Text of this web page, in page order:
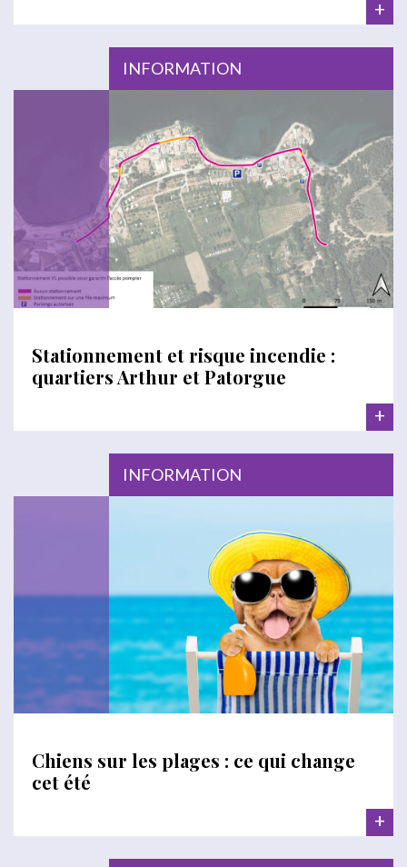
+
INFORMATION
Stationnement et risque incendie :
quartiers Arthur et Patorgue
+
INFORMATION
Chiens sur les plages : ce qui change
cet été
+